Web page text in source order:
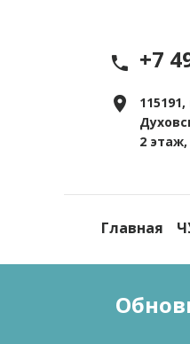
+7
2
Главная